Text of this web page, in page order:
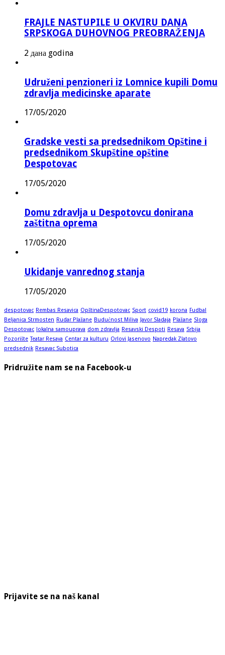
FRAJLE NASTUPILE U OKVIRU DANA
SRPSKOGA DUHOVNOG PREOBRAŽENJA
2 дана godina
Udruženi penzioneri iz Lomnice kupili Domu
zdravlja medicinske aparate
17/05/2020
Gradske vesti sa predsednikom Opštine i
predsednikom Skupštine opštine
Despotovac
17/05/2020
Domu zdravlja u Despotovcu donirana
zaštitna oprema
17/05/2020
Ukidanje vanrednog stanja
17/05/2020
despotovac Rembas Resavica OpštinaDespotovac Sport covid19 korona Fudbal
Beljanica Strmosten Rudar Plažane Budućnost Miliva Javor Sladaja Plažane Sloga
Despotovac lokalna samouprava dom zdravlja Resavski Despoti Resava Srbija
Pozorište Teatar Resava Centar za kulturu Orlovi Jasenovo Napredak Zlatovo
predsednik Resavac Subotica
Pridružite nam se na Facebook-u
Prijavite se na naš kanal